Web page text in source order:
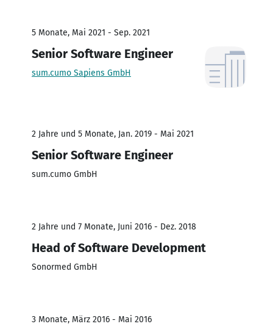
5 Monate, Mai 2021 - Sep. 2021
Senior Software Engineer
sum.cumo Sapiens GmbH
2 Jahre und 5 Monate, Jan. 2019 - Mai 2021
Senior Software Engineer
sum.cumo GmbH
2 Jahre und 7 Monate, Juni 2016 - Dez. 2018
Head of Software Development
Sonormed GmbH
3 Monate, März 2016 - Mai 2016